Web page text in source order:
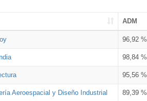
ADM
96,92 %
98,84 %
95,56 %
Aeroespacial y Diseño Industrial 89,39 %